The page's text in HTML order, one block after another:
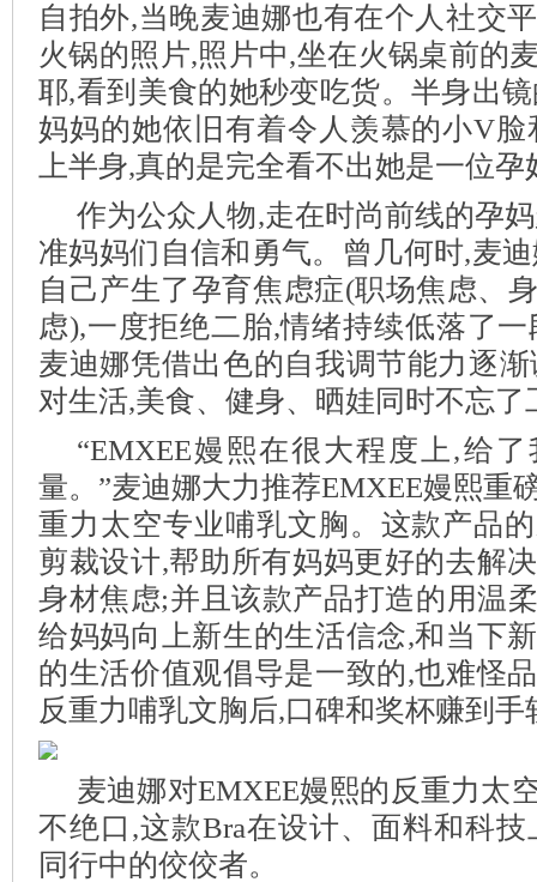
自拍外,当晚麦迪娜也有在个人社交
火锅的照片,照片中,坐在火锅桌前的
耶,看到美食的她秒变吃货。半身出
妈妈的她依旧有着令人羡慕的小V
上半身,真的是完全看不出她是一位孕
作为公众人物,走在时尚前线的孕
准妈妈们自信和勇气。曾几何时,麦
自己产生了孕育焦虑症(职场焦虑、
虑),一度拒绝二胎,情绪持续低落了
麦迪娜凭借出色的自我调节能力逐
对生活,美食、健身、晒娃同时不忘了
“EMXEE嫚熙在很大程度上,给
量。”麦迪娜大力推荐EMXEE嫚熙重
重力太空专业哺乳文胸。这款产品
剪裁设计,帮助所有妈妈更好的去解
身材焦虑;并且该款产品打造的用温
给妈妈向上新生的生活信念,和当下
的生活价值观倡导是一致的,也难怪
反重力哺乳文胸后,口碑和奖杯赚到手
麦迪娜对EMXEE嫚熙的反重力太
不绝口,这款Bra在设计、面料和科
同行中的佼佼者。